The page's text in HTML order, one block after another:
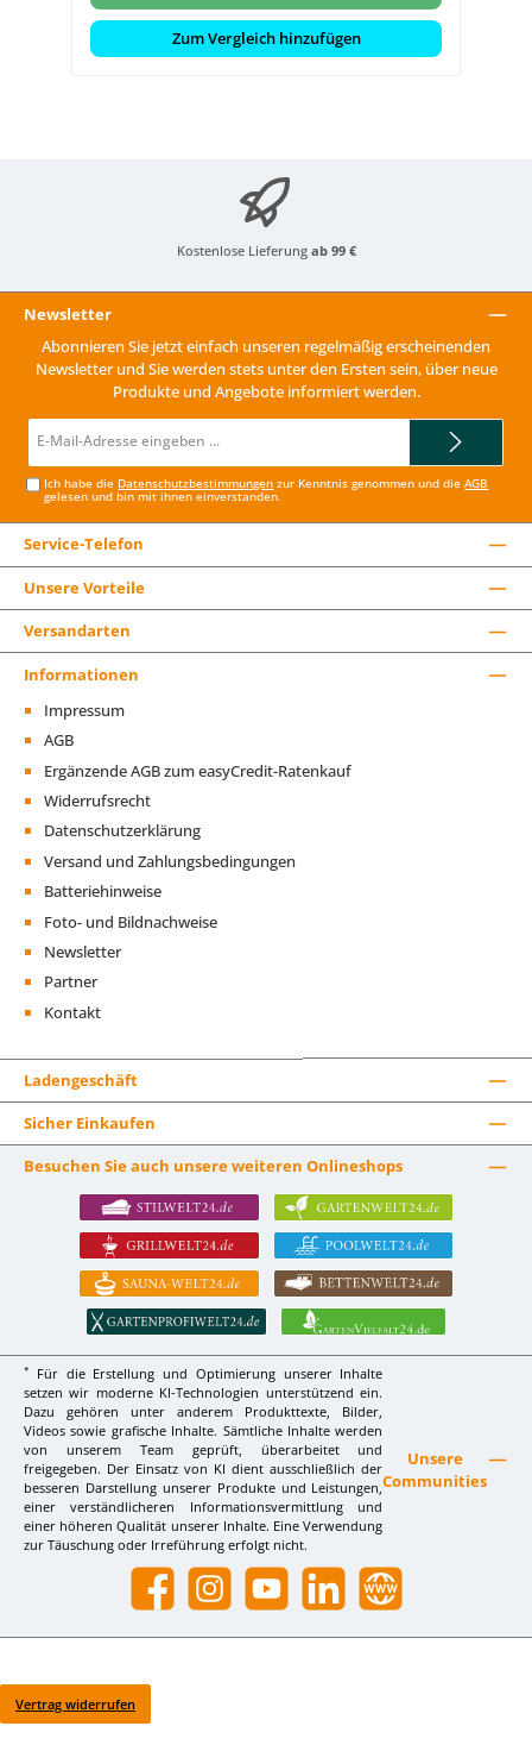
Zum Vergleich hinzufügen
Kostenlose Lieferung ab 99 €
Newsletter
Abonnieren Sie jetzt einfach unseren regelmäßig erscheinenden
Newsletter und Sie werden stets unter den Ersten sein, über neue
Produkte und Angebote informiert werden.
Mail-
Ich habe die Datenschutzbestimmungen zur Kenntnis genommen und dieAGB
gelesen und bin mit ihnen einverstanden.
Service-Telefon
Unsere Vorteile
Versandarten
Informationen
Impressum
AGB
Ergänzende AGB zum easyCredit-Ratenkauf
Widerrufsrecht
Datenschutzerklärung
Versand und Zahlungsbedingungen
Batteriehinweise
Foto- und Bildnachweise
Newsletter
Partner
Kontakt
Ladengeschäft
Sicher Einkaufen
Besuchen Sie auch unsere weiteren Onlineshops
*
Für die Erstellung und Optimierung unserer Inhalte
setzen wir moderne KI-Technologien unterstützend ein.
Dazu gehören unter anderem Produkttexte, Bilder,
Videos sowie grafische Inhalte. Sämtliche Inhalte werden
von unserem Team geprüft, überarbeitet und
freigegeben. Der Einsatz von KI dient ausschließlich der
besseren Darstellung unserer Produkte und Leistungen,
einer verständlicheren Informationsvermittlung und
einer höheren Qualität unserer Inhalte. Eine Verwendung
zur Täuschung oder Irreführung erfolgt nicht.
Unsere
Communities
Facebook InstagramYouTube LinkedIn Website
Vertrag widerrufen